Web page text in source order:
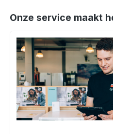
Onze service maakt